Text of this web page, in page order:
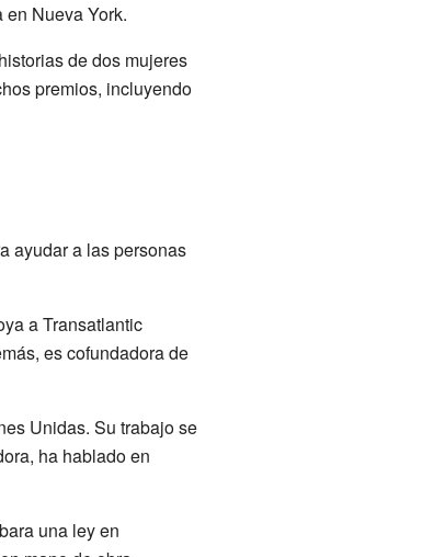
Nueva York.
de dos mujeres
premios, incluyendo
ayudar a las personas
a Transatlantic
es cofundadora de
Unidas. Su trabajo se
ha hablado en
una ley en